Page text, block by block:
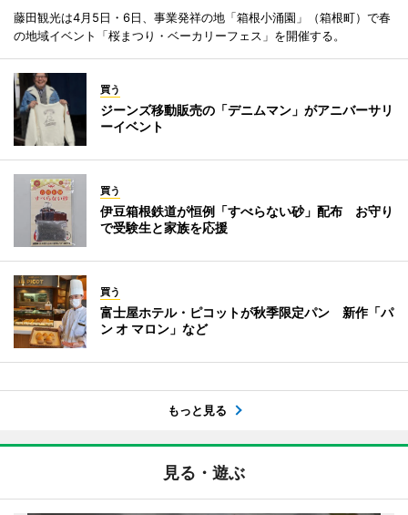
藤田観光は4月5日・6日、事業発祥の地「箱根小涌園」（箱根町）で春
の地域イベント「桜まつり・ベーカリーフェス」を開催する。
買う
ジーンズ移動販売の「デニムマン」がアニバーサリ
ーイベント
買う
伊豆箱根鉄道が恒例「すべらない砂」配布 お守り
で受験生と家族を応援
買う
富士屋ホテル・ピコットが秋季限定パン 新作「パ
ン オ マロン」など
もっと見る
見る・遊ぶ